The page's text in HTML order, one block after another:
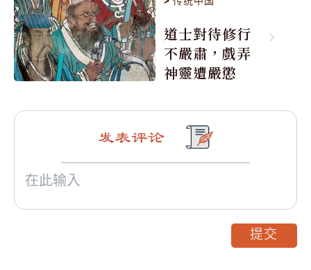
道士對待修行
不嚴肅，戲弄
神靈遭嚴懲
发表评论
提交